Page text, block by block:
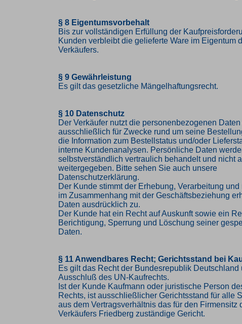
§ 8 Eigentumsvorbehalt
Bis zur vollständigen Erfüllung der
Kunden verbleibt die gelieferte Ware im Eigentum
Verkäufers.
§ 9 Gewährleistung
Es gilt das gesetzliche Mängelhaftungsrecht.
§ 10 Datenschutz
Der Verkäufer nutzt die personenbezogenen
ausschließlich für Zwecke rund um seine
die Information zum Bestellstatus und/oder
interne Kundenanalysen. Persönliche Daten
selbstverständlich vertraulich behandelt und nicht
weitergegeben. Bitte sehen Sie auch unsere
Datenschutzerklärung.
Der Kunde stimmt der Erhebung, Verarbeitung
im Zusammenhang mit der Geschäftsbeziehung
Daten ausdrücklich zu.
Der Kunde hat ein Recht auf Auskunft sowie ein
Berichtigung, Sperrung und Löschung seiner
Daten.
§ 11 Anwendbares Recht; Gerichtsstand bei
Es gilt das Recht der Bundesrepublik Deutschland
Ausschluß des UN-Kaufrechts.
Ist der Kunde Kaufmann oder juristische Person
Rechts, ist ausschließlicher Gerichtsstand für alle
aus dem Vertragsverhältnis das für den Firmensitz
Verkäufers Friedberg zuständige Gericht.